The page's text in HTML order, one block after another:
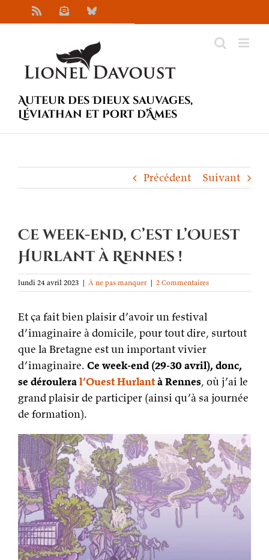
au
NewsletterBluesky
Auteur des Dieux sauvages,
Léviathan et Port d’Âmes
Précédent Suivant
Ce week-end, c’est l’Ouest
Hurlant à Rennes !
lundi 24 avril 2023 | À ne pas manquer | 2 Commentaires
Et ça fait bien plaisir d’avoir un festival
d’imaginaire à domicile, pour tout dire, surtout
que la Bretagne est un important vivier
d’imaginaire. Ce week-end (29-30 avril), donc,
se dérouleral’Ouest Hurlantà Rennes, où j’ai le
grand plaisir de participer (ainsi qu’à sa journée
de formation).